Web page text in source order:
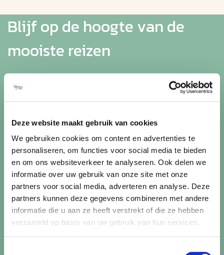
Deze website maakt gebruik van cookies
We gebruiken cookies om content en advertenties te
personaliseren, om functies voor social media te bieden
en om ons websiteverkeer te analyseren. Ook delen we
informatie over uw gebruik van onze site met onze
partners voor social media, adverteren en analyse. Deze
partners kunnen deze gegevens combineren met andere
informatie die u aan ze heeft verstrekt of die ze hebben
verzameld op basis van uw gebruik van hun services.
Blijf op de hoogte van de
mooiste reizen
Ontvang circa 1 maal per maand onze nieuwsbrief met de
laatste aanbiedingen. U kunt zich elk moment weer
uitschrijven via de afmeldlink in de nieuwsbrief.
Aanmelden
Lees in onsprivacybeleid hoe wij zorgvuldig omgaan met uw
gegevens.